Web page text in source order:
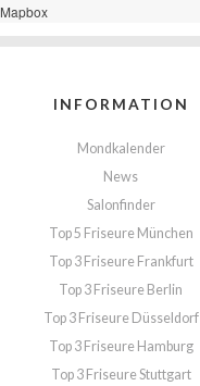
Mapbox
INFORMATION
Mondkalender
News
Salonfinder
Top 5 Friseure München
Top 3 Friseure Frankfurt
Top 3 Friseure Berlin
Top 3 Friseure Düsseldorf
Top 3 Friseure Hamburg
Top 3 Friseure Stuttgart